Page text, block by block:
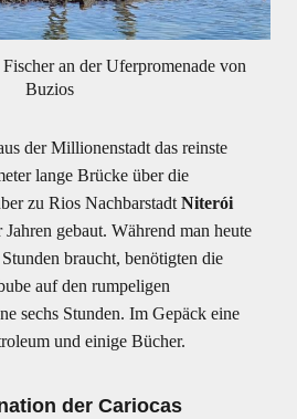
an der Uferpromenade von
Buzios
der Millionenstadt das reinste
lange Brücke über die
zu Rios Nachbarstadt Niterói
gebaut. Während man heute
braucht, benötigten die
auf den rumpeligen
sechs Stunden. Im Gepäck eine
und einige Bücher.
der Cariocas